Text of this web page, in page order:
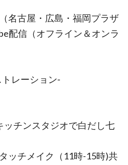
名古屋・広島・福岡プラザ
配信（オフライン＆オンラ
レーション‐
ッチンスタジオで白だし七
ッチメイク（11時-15時)共